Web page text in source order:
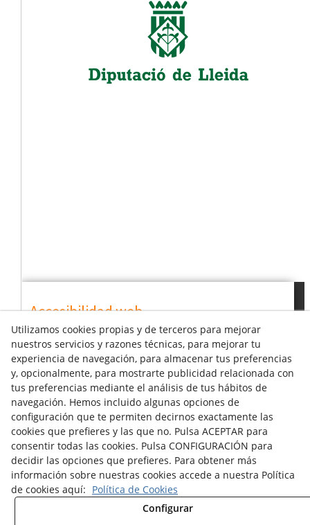
Accesibilidad web
Fuente Augmentar
Contraste Añadir
Aviso Legal
Política Cookies
Política de Privacidad
Política de Donaciones
Canal denuncias
Utilizamos cookies propias y de terceros para mejorar
nuestros servicios y razones técnicas, para mejorar tu
experiencia de navegación, para almacenar tus preferencias
y, opcionalmente, para mostrarte publicidad relacionada con
tus preferencias mediante el análisis de tus hábitos de
navegación. Hemos incluido algunas opciones de
configuración que te permiten decirnos exactamente las
cookies que prefieres y las que no. Pulsa ACEPTAR para
consentir todas las cookies. Pulsa CONFIGURACIÓN para
decidir las opciones que prefieres. Para obtener más
información sobre nuestras cookies accede a nuestra Política
de cookies aquí: Política de Cookies
Configurar